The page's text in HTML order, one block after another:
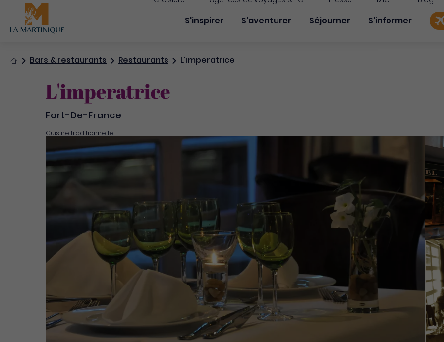
Navigation principale
S'inspirer
S'aventurer Séjourner S'informer
Accueil
Bars & restaurants Restaurants L'imperatrice
L'imperatrice
Fort-De-France
Cuisine traditionnelle